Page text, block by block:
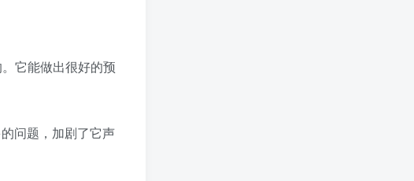
它能做出很好的预
问题，加剧了它声